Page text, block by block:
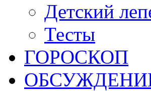
Детский
Тесты
ГОРОСКОП